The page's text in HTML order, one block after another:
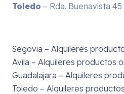
Toledo – Rda. Buenavista 45
Segovia – Alquileres
Avila – Alquileres productos
Guadalajara – Alquileres
Toledo – Alquileres